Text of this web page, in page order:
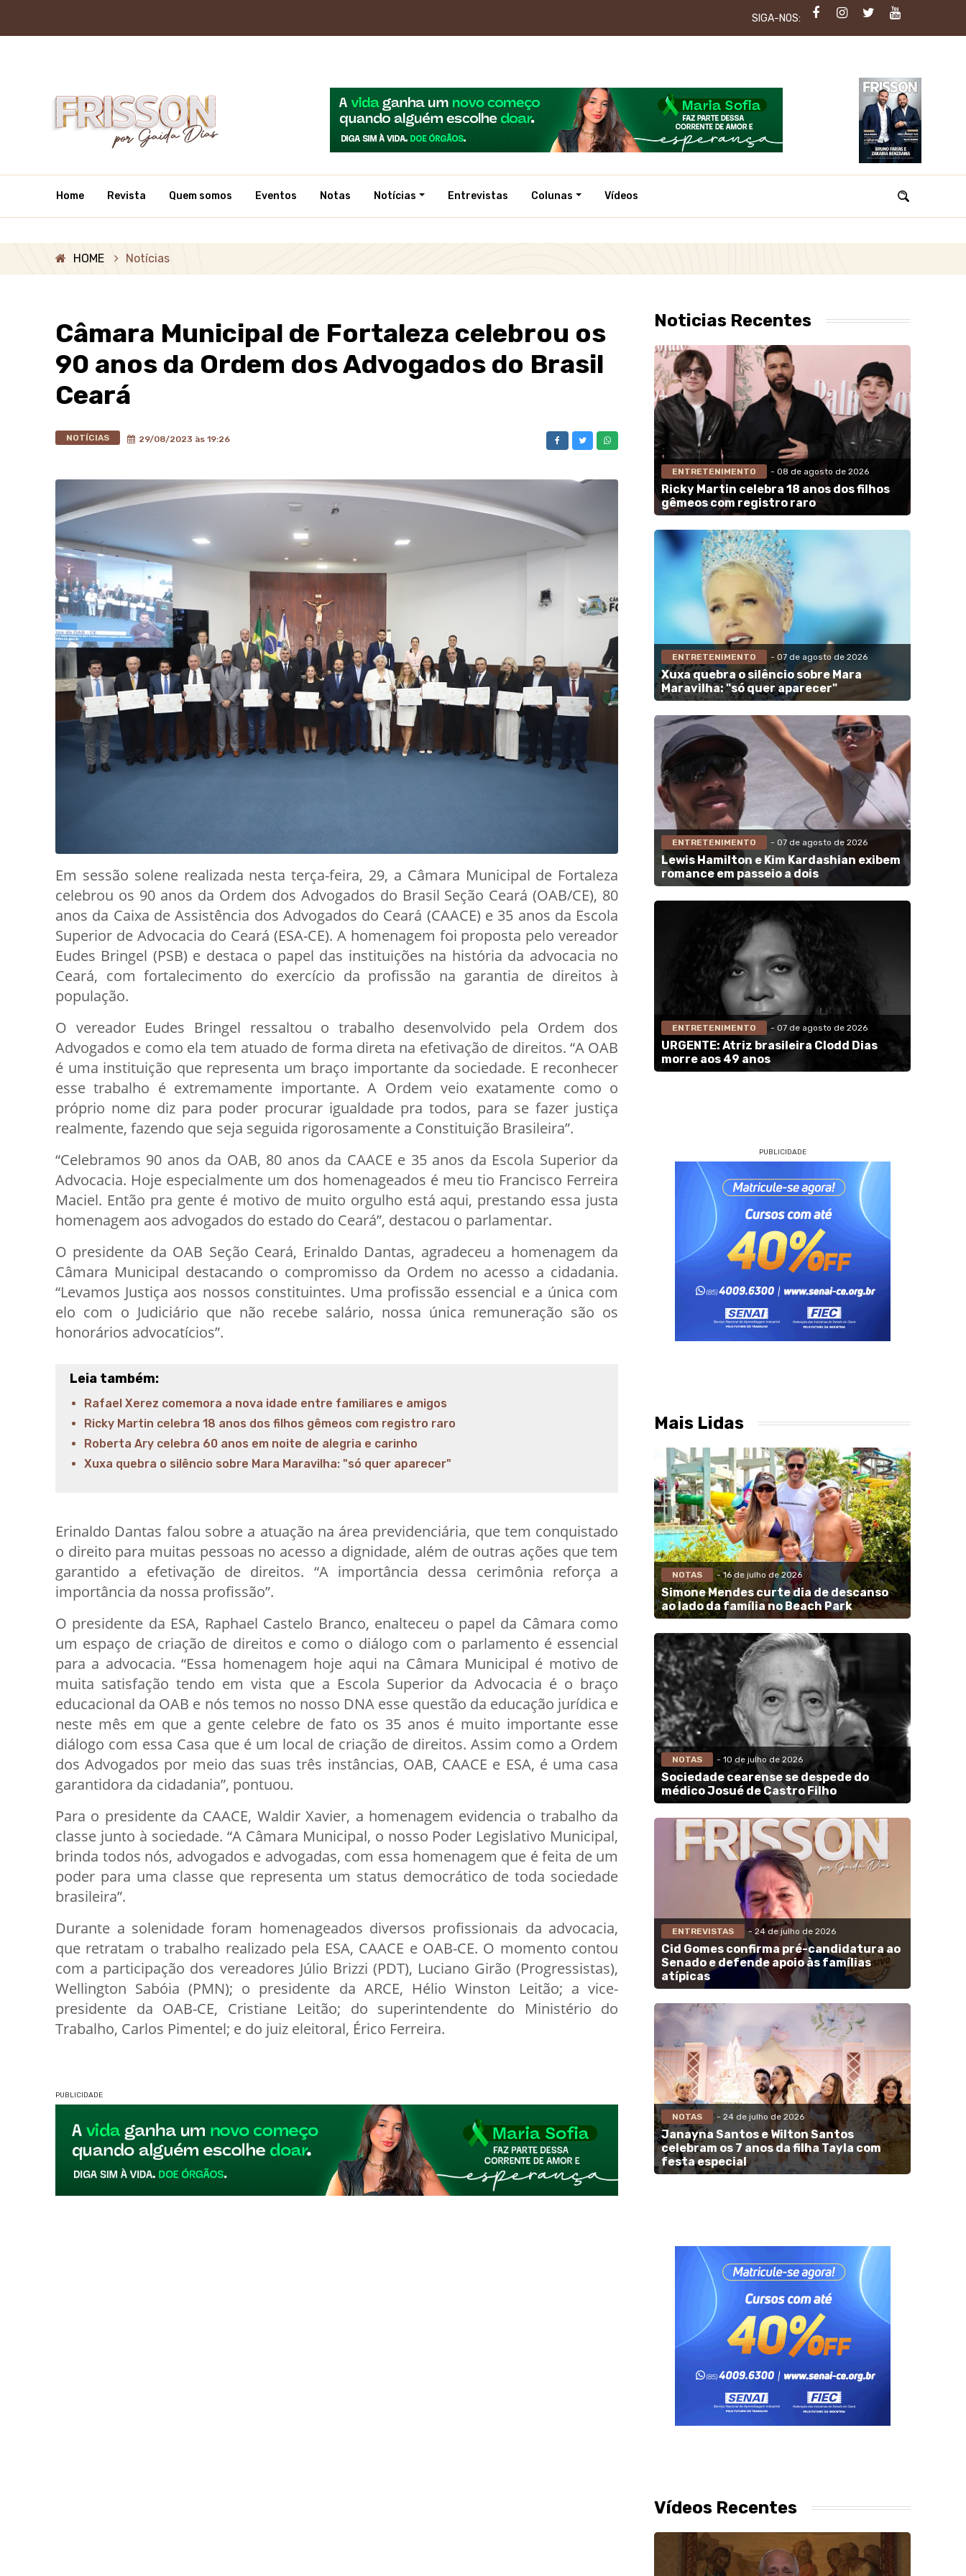
SIGA-NOS:
Home Revista Quem somos Eventos Notas Notícias Entrevistas Colunas Vídeos
HOME Notícias
Câmara Municipal de Fortaleza celebrou os
90 anos da Ordem dos Advogados do Brasil
Ceará
NOTÍCIAS 29/08/2023 às 19:26
Em sessão solene realizada nesta terça-feira, 29, a Câmara Municipal de Fortaleza
celebrou os 90 anos da Ordem dos Advogados do Brasil Seção Ceará (OAB/CE), 80
anos da Caixa de Assistência dos Advogados do Ceará (CAACE) e 35 anos da Escola
Superior de Advocacia do Ceará (ESA-CE). A homenagem foi proposta pelo vereador
Eudes Bringel (PSB) e destaca o papel das instituições na história da advocacia no
Ceará, com fortalecimento do exercício da profissão na garantia de direitos à
população.
O vereador Eudes Bringel ressaltou o trabalho desenvolvido pela Ordem dos
Advogados e como ela tem atuado de forma direta na efetivação de direitos. “A OAB
é uma instituição que representa um braço importante da sociedade. E reconhecer
esse trabalho é extremamente importante. A Ordem veio exatamente como o
próprio nome diz para poder procurar igualdade pra todos, para se fazer justiça
realmente, fazendo que seja seguida rigorosamente a Constituição Brasileira”.
“Celebramos 90 anos da OAB, 80 anos da CAACE e 35 anos da Escola Superior da
Advocacia. Hoje especialmente um dos homenageados é meu tio Francisco Ferreira
Maciel. Então pra gente é motivo de muito orgulho está aqui, prestando essa justa
homenagem aos advogados do estado do Ceará”, destacou o parlamentar.
O presidente da OAB Seção Ceará, Erinaldo Dantas, agradeceu a homenagem da
Câmara Municipal destacando o compromisso da Ordem no acesso a cidadania.
“Levamos Justiça aos nossos constituintes. Uma profissão essencial e a única com
elo com o Judiciário que não recebe salário, nossa única remuneração são os
honorários advocatícios”.
Leia também:
Rafael Xerez comemora a nova idade entre familiares e amigos
Ricky Martin celebra 18 anos dos filhos gêmeos com registro raro
Roberta Ary celebra 60 anos em noite de alegria e carinho
Xuxa quebra o silêncio sobre Mara Maravilha: "só quer aparecer"
Erinaldo Dantas falou sobre a atuação na área previdenciária, que tem conquistado
o direito para muitas pessoas no acesso a dignidade, além de outras ações que tem
garantido a efetivação de direitos. “A importância dessa cerimônia reforça a
importância da nossa profissão”.
O presidente da ESA, Raphael Castelo Branco, enalteceu o papel da Câmara como
um espaço de criação de direitos e como o diálogo com o parlamento é essencial
para a advocacia. “Essa homenagem hoje aqui na Câmara Municipal é motivo de
muita satisfação tendo em vista que a Escola Superior da Advocacia é o braço
educacional da OAB e nós temos no nosso DNA esse questão da educação jurídica e
neste mês em que a gente celebre de fato os 35 anos é muito importante esse
diálogo com essa Casa que é um local de criação de direitos. Assim como a Ordem
dos Advogados por meio das suas três instâncias, OAB, CAACE e ESA, é uma casa
garantidora da cidadania”, pontuou.
Para o presidente da CAACE, Waldir Xavier, a homenagem evidencia o trabalho da
classe junto à sociedade. “A Câmara Municipal, o nosso Poder Legislativo Municipal,
brinda todos nós, advogados e advogadas, com essa homenagem que é feita de um
poder para uma classe que representa um status democrático de toda sociedade
brasileira”.
Durante a solenidade foram homenageados diversos profissionais da advocacia,
que retratam o trabalho realizado pela ESA, CAACE e OAB-CE. O momento contou
com a participação dos vereadores Júlio Brizzi (PDT), Luciano Girão (Progressistas),
Wellington Sabóia (PMN); o presidente da ARCE, Hélio Winston Leitão; a vice-
presidente da OAB-CE, Cristiane Leitão; do superintendente do Ministério do
Trabalho, Carlos Pimentel; e do juiz eleitoral, Érico Ferreira.
PUBLICIDADE
Noticias Recentes
ENTRETENIMENTO - 08 de agosto de 2026
Ricky Martin celebra 18 anos dos filhos
gêmeos com registro raro
ENTRETENIMENTO - 07 de agosto de 2026
Xuxa quebra o silêncio sobre Mara
Maravilha: "só quer aparecer"
ENTRETENIMENTO - 07 de agosto de 2026
Lewis Hamilton e Kim Kardashian exibem
romance em passeio a dois
ENTRETENIMENTO - 07 de agosto de 2026
URGENTE: Atriz brasileira Clodd Dias
morre aos 49 anos
PUBLICIDADE
Mais Lidas
NOTAS - 16 de julho de 2026
Simone Mendes curte dia de descanso
ao lado da família no Beach Park
NOTAS - 10 de julho de 2026
Sociedade cearense se despede do
médico Josué de Castro Filho
ENTREVISTAS - 24 de julho de 2026
Cid Gomes confirma pré-candidatura ao
Senado e defende apoio às famílias
atípicas
NOTAS - 24 de julho de 2026
Janayna Santos e Wilton Santos
celebram os 7 anos da filha Tayla com
festa especial
Vídeos Recentes